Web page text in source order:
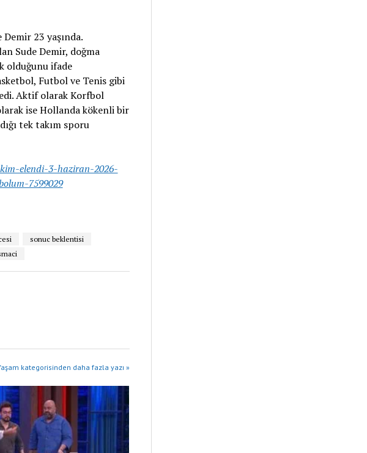
23 yaşında.
Sude Demir, doğma
olduğunu ifade
Futbol ve Tenis gibi
Aktif olarak Korfbol
ise Hollanda kökenli bir
tek takım sporu
elendi-3-haziran-2026-
7599029
sonuc beklentisi
kategorisinden daha fazla yazı »